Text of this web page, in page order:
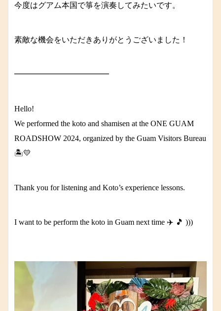
今度はグアム本国で箏を演奏してみたいです。
素敵な機会をいただきありがとうございました！
━━━━━━━━━━━━
Hello!
We performed the koto and shamisen at the ONE GUAM
ROADSHOW 2024, organized by the Guam Visitors Bureau
🏝️💛
Thank you for listening and Koto’s experience lessons.
I want to be perform the koto in Guam next time ✈️ 🎵 )))